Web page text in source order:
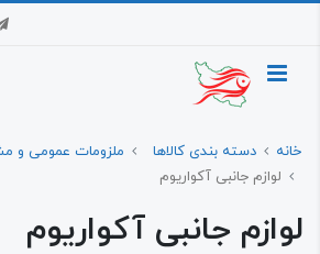
دسته بندی کالاها
ملزومات عمومی و مشترک
لوازم جانبی آکواریوم
جانبی آکواریوم